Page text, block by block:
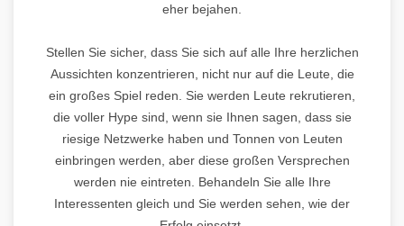
eher bejahen.
Stellen Sie sicher, dass Sie sich auf alle Ihre herzlichen
Aussichten konzentrieren, nicht nur auf die Leute, die
ein großes Spiel reden. Sie werden Leute rekrutieren,
die voller Hype sind, wenn sie Ihnen sagen, dass sie
riesige Netzwerke haben und Tonnen von Leuten
einbringen werden, aber diese großen Versprechen
werden nie eintreten. Behandeln Sie alle Ihre
Interessenten gleich und Sie werden sehen, wie der